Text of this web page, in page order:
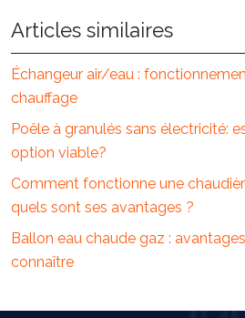
Articles similaires
Échangeur air/eau :
chauffage
Poêle à granulés sans électricité:
option viable?
Comment fonctionne une
quels sont ses avantages ?
Ballon eau chaude gaz :
connaître